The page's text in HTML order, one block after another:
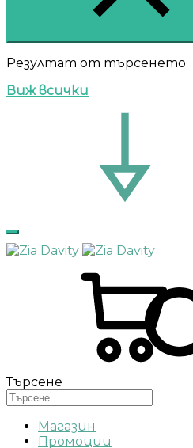
Резултат от търсенето
Виж всички
Търсене
Магазин
Промоции